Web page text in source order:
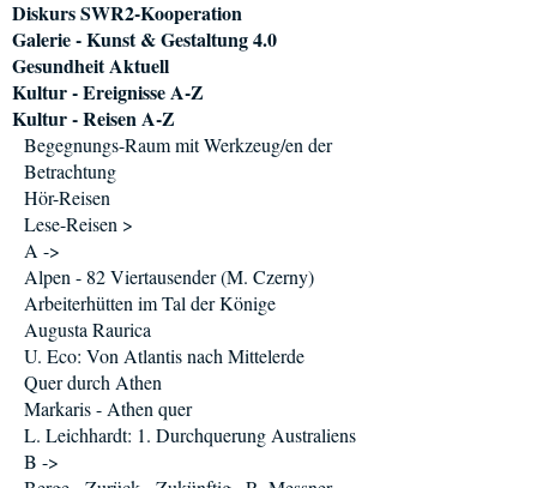
Diskurs SWR2-Kooperation
Galerie - Kunst & Gestaltung 4.0
Gesundheit Aktuell
Kultur - Ereignisse A-Z
Kultur - Reisen A-Z
Begegnungs-Raum mit Werkzeug/en der
Betrachtung
Hör-Reisen
Lese-Reisen >
A ->
Alpen - 82 Viertausender (M. Czerny)
Arbeiterhütten im Tal der Könige
Augusta Raurica
U. Eco: Von Atlantis nach Mittelerde
Quer durch Athen
Markaris - Athen quer
L. Leichhardt: 1. Durchquerung Australiens
B ->